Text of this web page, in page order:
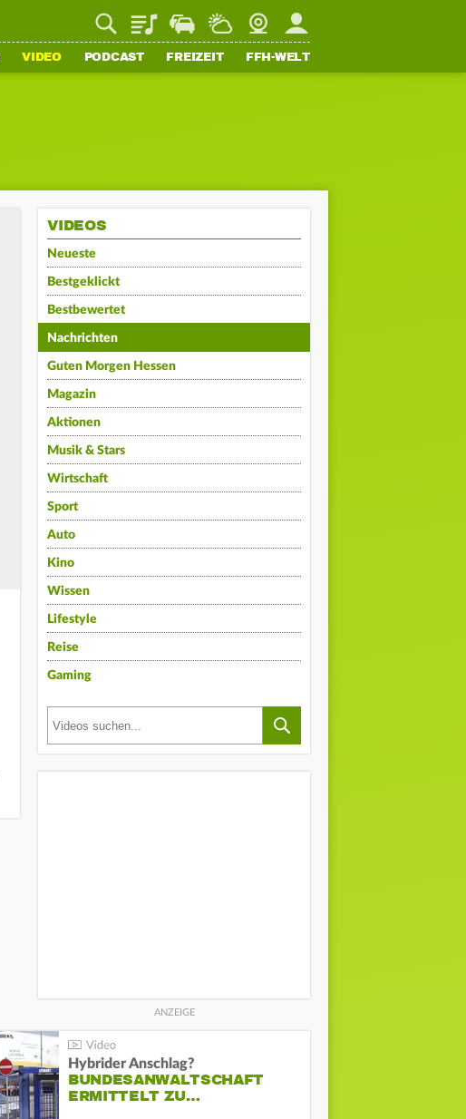
PlaylistStaupilotWetterWebcamMein FFH
VIDEO PODCAST FREIZEIT FFH-WELT
VIDEOS
Neueste
Bestgeklickt
Bestbewertet
Nachrichten
Guten Morgen Hessen
Magazin
Aktionen
Musik & Stars
Wirtschaft
Sport
Auto
Kino
Wissen
Lifestyle
Reise
Gaming
Hybrider Anschlag?
BUNDESANWALTSCHAFT
ERMITTELT ZU…